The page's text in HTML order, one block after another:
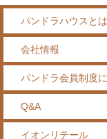
パンドラハウスとは
会社情報
パンドラ会員制度
Q&A
イオンリテール